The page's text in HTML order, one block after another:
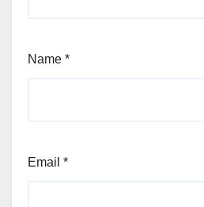
Name *
Email *